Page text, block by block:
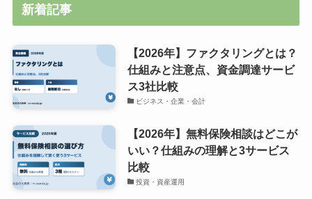
新着記事
【2026年】ファクタリングとは？
仕組みと注意点、資金調達サービ
ス3社比較
ビジネス・企業・会計
【2026年】無料保険相談はどこが
いい？仕組みの理解と3サービス
比較
投資・資産運用